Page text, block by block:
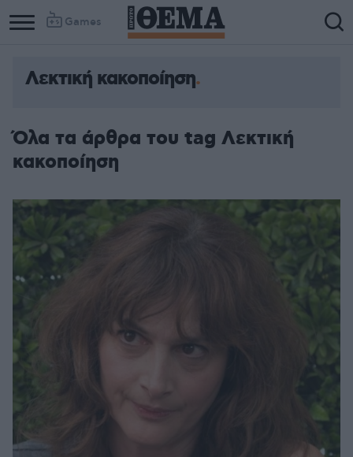
Games
Λεκτική κακοποίηση
Όλα τα άρθρα του tag Λεκτική
κακοποίηση